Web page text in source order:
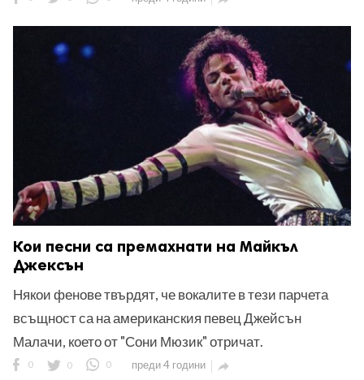
Кои песни са премахнати на Майкъл
Джексън
Някои фенове твърдят, че вокалите в тези парчета
всъщност са на американския певец Джейсън
Малачи, което от "Сони Мюзик" отричат.
0 0 0 преди 4 години 